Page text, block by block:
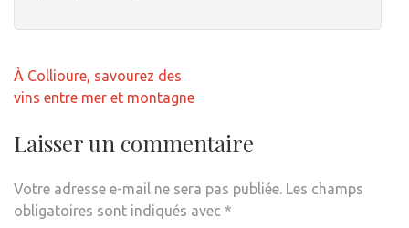
Navigation
de
À Collioure, savourez des
vins entre mer et montagne
Laisser un commentaire
Votre adresse e-mail ne sera pas publiée. Les champs
obligatoires sont indiqués avec *